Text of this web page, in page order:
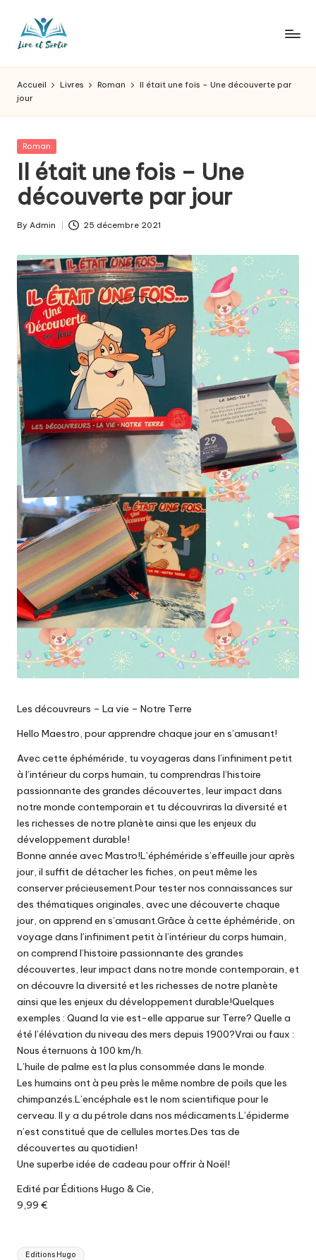
L
ir
e
e
t
s
o
r
t
ir
pour
goûts,
des
sorties
pour
tous
les
Accueil Livres Roman
Il était une fois – Une découverte par
jour
Posted
Roman
Il était une fois – Une
découverte par jour
Posted
By Admin 25 décembre 2021
Les découvreurs – La vie – Notre Terre
Hello Maestro, pour apprendre chaque jour en s’amusant!
Avec cette éphéméride, tu voyageras dans l’infiniment petit
à l’intérieur du corps humain, tu comprendras l’histoire
passionnante des grandes découvertes, leur impact dans
notre monde contemporain et tu découvriras la diversité et
les richesses de notre planète ainsi que les enjeux du
développement durable!
Bonne année avec Mastro!L’éphéméride s’effeuille jour après
jour, il suffit de détacher les fiches, on peut même les
conserver précieusement.Pour tester nos connaissances sur
des thématiques originales, avec une découverte chaque
jour, on apprend en s’amusant.Grâce à cette éphéméride, on
voyage dans l’infiniment petit à l’intérieur du corps humain,
on comprend l’histoire passionnante des grandes
découvertes, leur impact dans notre monde contemporain, et
on découvre la diversité et les richesses de notre planète
ainsi que les enjeux du développement durable!Quelques
exemples : Quand la vie est-elle apparue sur Terre? Quelle a
été l’élévation du niveau des mers depuis 1900?Vrai ou faux :
Nous éternuons à 100 km/h.
L’huile de palme est la plus consommée dans le monde.
Les humains ont à peu près le même nombre de poils que les
chimpanzés.L’encéphale est le nom scientifique pour le
cerveau. Il y a du pétrole dans nos médicaments.L’épiderme
n’est constitué que de cellules mortes.Des tas de
découvertes au quotidien!
Une superbe idée de cadeau pour offrir à Noël!
Edité par Éditions Hugo & Cie,
9,99 €
Tags:
Editions Hugo